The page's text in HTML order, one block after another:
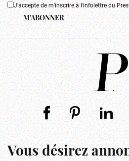
J'accepte de m'inscrire à l'infolettre du
M'ABONNER
Vous désirez